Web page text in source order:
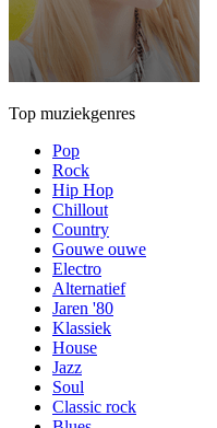
Top muziekgenres
Pop
Rock
Hip Hop
Chillout
Country
Gouwe ouwe
Electro
Alternatief
Jaren '80
Klassiek
House
Jazz
Soul
Classic rock